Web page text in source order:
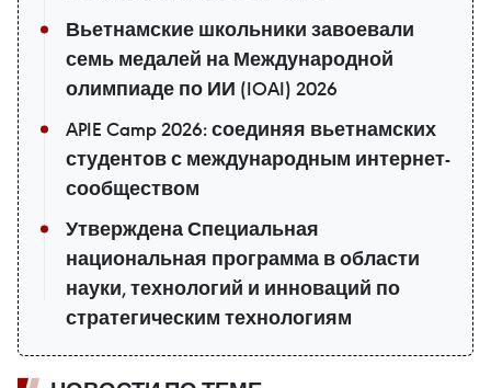
Вьетнамские школьники завоевали
семь медалей на Международной
олимпиаде по ИИ (IOAI) 2026
APIE Camp 2026: соединяя вьетнамских
студентов с международным интернет-
сообществом
Утверждена Специальная
национальная программа в области
науки, технологий и инноваций по
стратегическим технологиям